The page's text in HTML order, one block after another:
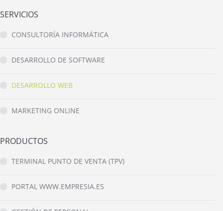
SERVICIOS
CONSULTORÍA INFORMÁTICA
DESARROLLO DE SOFTWARE
DESARROLLO WEB
MARKETING ONLINE
PRODUCTOS
TERMINAL PUNTO DE VENTA (TPV)
PORTAL WWW.EMPRESIA.ES